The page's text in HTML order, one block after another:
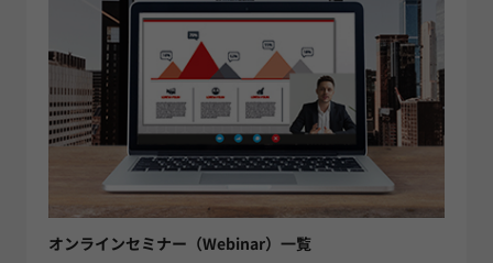
オンラインセミナー（Webinar）一覧